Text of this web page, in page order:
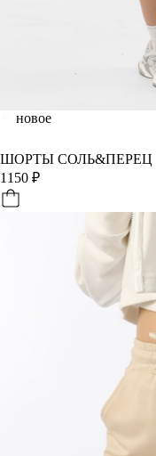
новое
ШОРТЫ СОЛЬ&ПЕРЕЦ
1150 ₽